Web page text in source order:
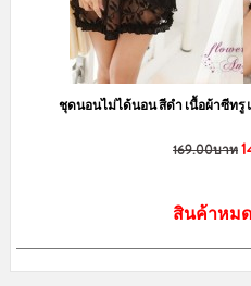
ชุดนอนไม่ได้นอน สีดำ เนื้อผ้าซีท
169.00บาท
สินค้าหม